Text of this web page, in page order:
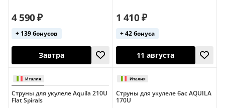
Италия
4 590 ₽
+ 139 бонусов
Завтра
1 410 ₽
+ 42 бонуса
11 августа
Струны для укулеле Aquila 210U
Flat Spirals
Струны для укулеле бас AQUILA
170U